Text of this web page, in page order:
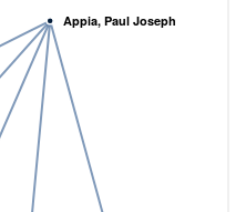
Appia, Paul Joseph